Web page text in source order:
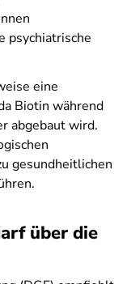
psychiatrische
eine
Biotin während
abgebaut wird.
gesundheitlichen
über die